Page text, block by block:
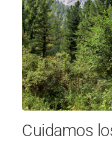
Cuidamos